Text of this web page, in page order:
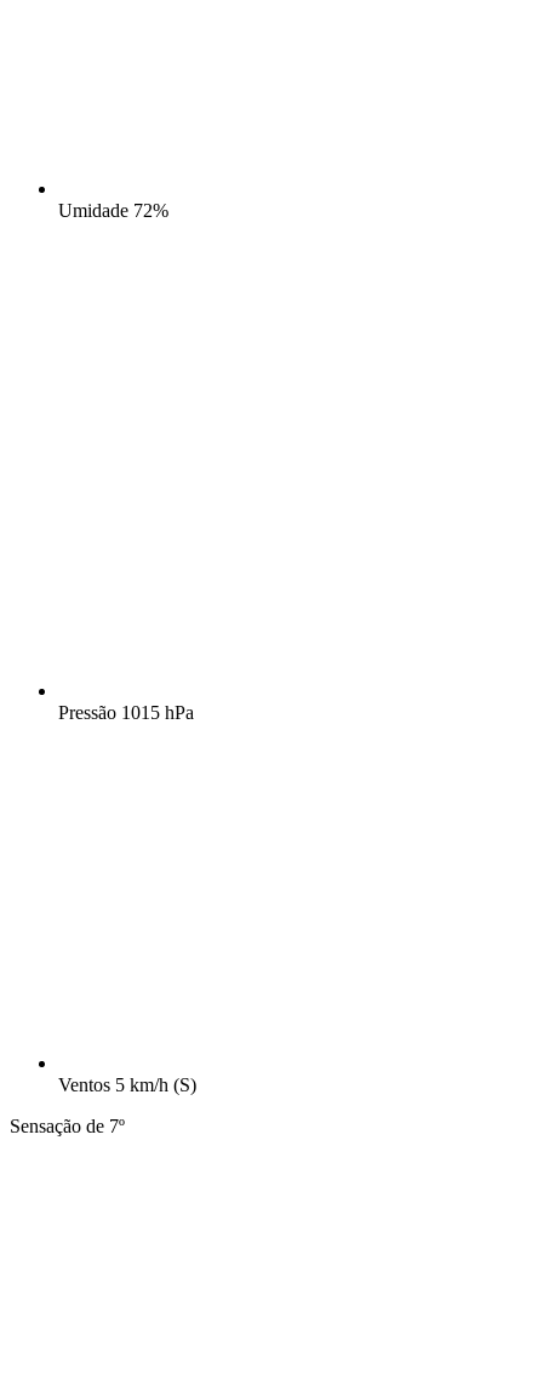
Umidade 72%
Pressão 1015 hPa
Ventos 5 km/h (S)
Sensação de 7º